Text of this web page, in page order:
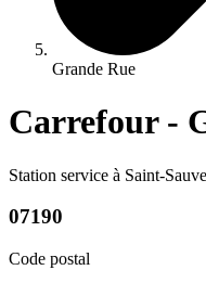
Grande Rue
Carrefour -
Station service à Saint-
07190
Code postal